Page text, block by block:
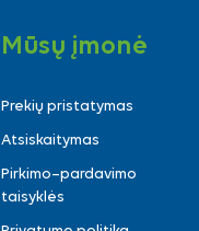
Mūsų įmonė
Prekių pristatymas
Atsiskaitymas
Pirkimo–pardavimo
taisyklės